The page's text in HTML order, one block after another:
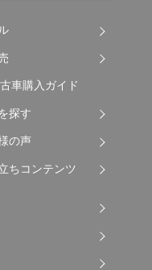
車購入ガイド
探す
の声
ちコンテンツ